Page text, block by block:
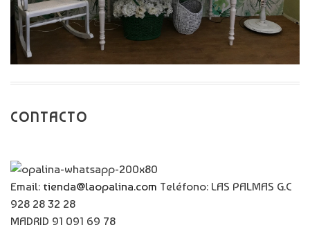
CONTACTO
Email: tienda@laopalina.com Teléfono: LAS PALMAS G.C
928 28 32 28
MADRID 91 091 69 78